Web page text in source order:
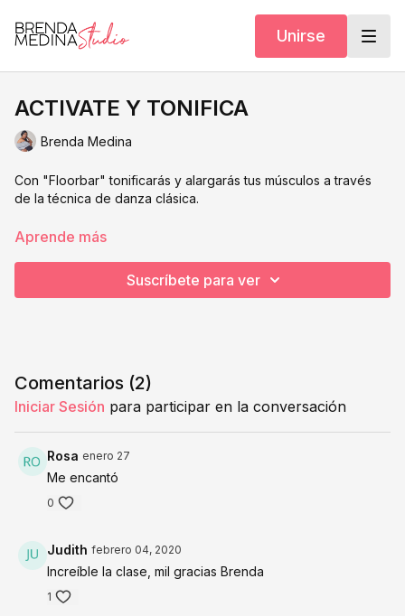
Unirse
ACTIVATE Y TONIFICA
Brenda Medina
Con "Floorbar" tonificarás y alargarás tus músculos a través
de la técnica de danza clásica.
Aprende más
Suscríbete para ver
Comentarios (2)
Iniciar Sesión para participar en la conversación
Rosa enero 27
Me encantó
0
Judith febrero 04, 2020
Increíble la clase, mil gracias Brenda
1